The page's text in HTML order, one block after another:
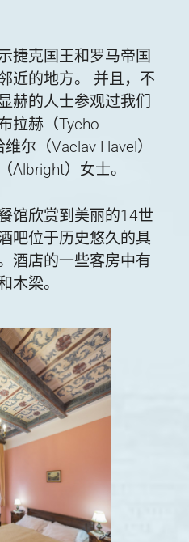
捷克国王和罗马帝国
近的地方。 并且，不
赫的人士参观过我们
拉赫（Tycho
尔（Vaclav Havel）
Albright）女士。
馆欣赏到美丽的14世
吧位于历史悠久的具
酒店的一些客房中有
木梁。